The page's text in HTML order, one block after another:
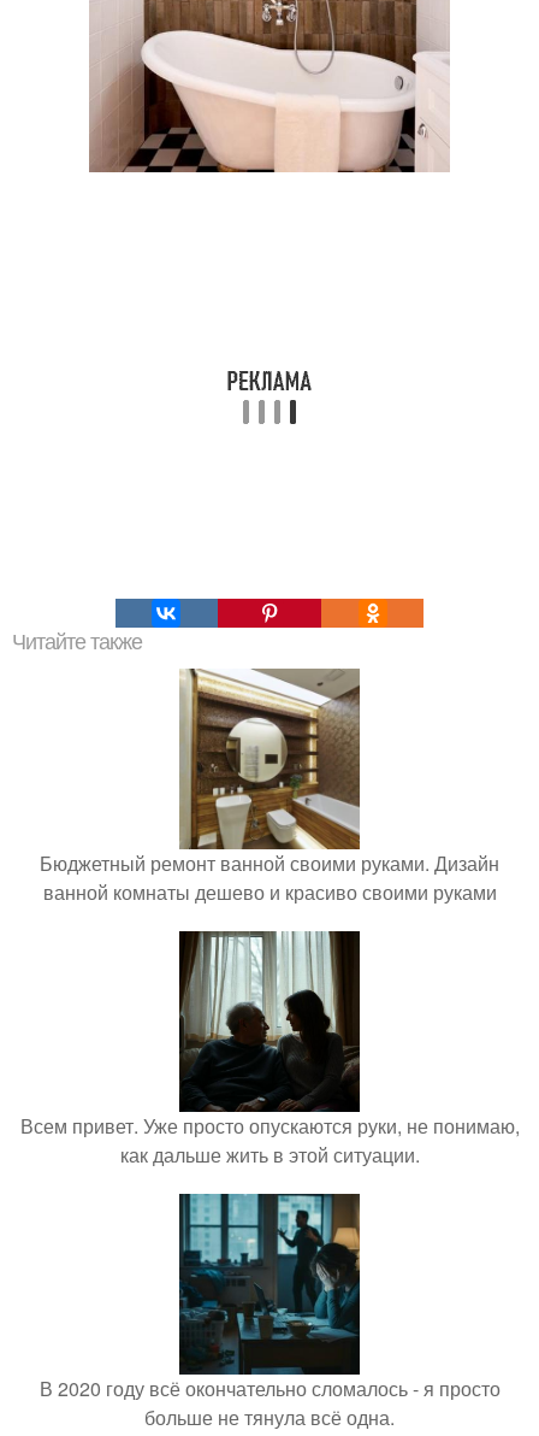
Читайте также
Бюджетный ремонт ванной своими руками. Дизайн
ванной комнаты дешево и красиво своими руками
Всем привет. Уже просто опускаются руки, не понимаю,
как дальше жить в этой ситуации.
В 2020 году всё окончательно сломалось - я просто
больше не тянула всё одна.